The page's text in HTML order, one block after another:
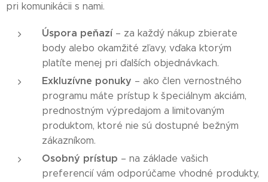
pri komunikácii s nami.
Úspora peňazí– za každý nákup zbierate
body alebo okamžité zľavy, vďaka ktorým
platíte menej pri ďalších objednávkach.
Exkluzívne ponuky – ako člen vernostného
programu máte prístup k špeciálnym akciám,
prednostným výpredajom a limitovaným
produktom, ktoré nie sú dostupné bežným
zákazníkom.
Osobný prístup – na základe vašich
preferencií vám odporúčame vhodné produkty,